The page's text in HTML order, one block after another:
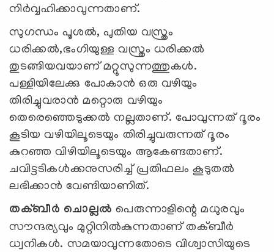
നിര്‍വ്വഹിക്കാവുന്നതാണ്.
സുഗന്ധം പൂശല്‍, പുതിയ വസ്ത്രം
ധരിക്കല്‍,ഭംഗിയുള്ള വസ്ത്രം ധരിക്കല്‍
തുടങ്ങിയവയാണ് മറ്റുസുന്നത്തുകള്‍.
പള്ളിയിലേക്കു പോകാന്‍ ഒരു വഴിയും
തിരിച്ചുവരാന്‍ മറ്റൊരു വഴിയും
തെരെഞ്ഞെടുക്കല്‍ നല്ലതാണ്. പോവുന്നത് ദൂരം
കൂടിയ വഴിയിലൂടെയും തിരിച്ചുവരുന്നത് ദൂരം
കുറഞ്ഞ വിഴിയിലൂടെയും ആകേണ്ടതാണ്.
ചവിട്ടടികള്‍ക്കനുസരിച്ച് പ്രതിഫലം കൂടുതല്‍
ലഭിക്കാന്‍ വേണ്ടിയാണിത്.
തക്ബീര്‍ ചൊല്ലല്‍ പെരുന്നാളിന്റെ മധുരവും
സൗന്ദര്യവും മുറ്റിനില്‍കുന്നതാണ് തക്ബീര്‍
ധ്വനികള്‍. സമയാവുന്നതോടെ വിശ്വാസിയുടെ